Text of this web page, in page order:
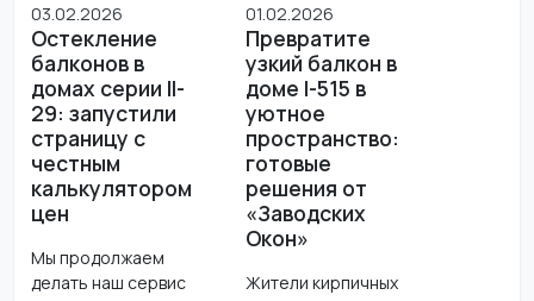
03.02.2026
Остекление
балконов в
домах серии II-
29: запустили
страницу с
честным
калькулятором
цен
Мы продолжаем
делать наш сервис
01.02.2026
Превратите
узкий балкон в
доме I-515 в
уютное
пространство:
готовые
решения от
«Заводских
Окон»
Жители кирпичных